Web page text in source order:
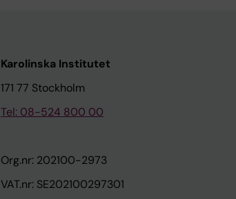
Karolinska Institutet
171 77 Stockholm
Tel: 08-524 800 00
Org.nr: 202100-2973
VAT.nr: SE202100297301